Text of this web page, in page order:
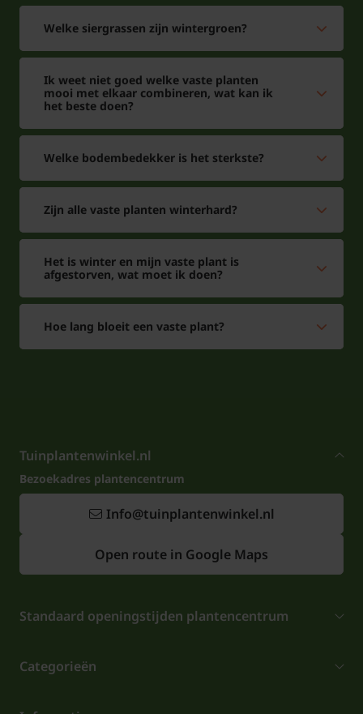
Welke siergrassen zijn wintergroen?
Ik weet niet goed welke vaste planten
mooi met elkaar combineren, wat kan ik
het beste doen?
Welke bodembedekker is het sterkste?
Zijn alle vaste planten winterhard?
Het is winter en mijn vaste plant is
afgestorven, wat moet ik doen?
Hoe lang bloeit een vaste plant?
Tuinplantenwinkel.nl
Bezoekadres plantencentrum
Info@tuinplantenwinkel.nl
Open route in Google Maps
Standaard openingstijden plantencentrum
Categorieën